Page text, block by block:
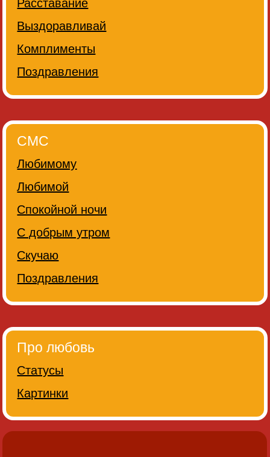
Расставание
Выздоравливай
Комплименты
Поздравления
СМС
Любимому
Любимой
Спокойной ночи
С добрым утром
Скучаю
Поздравления
Про любовь
Статусы
Картинки